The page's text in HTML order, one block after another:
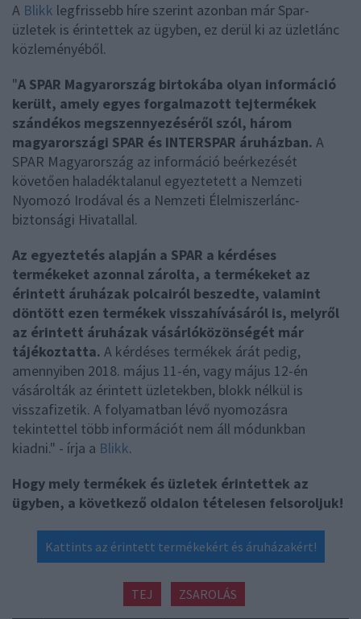
A Blikk legfrissebb híre szerint azonban már Spar-
üzletek is érintettek az ügyben, ez derül ki az üzletlánc
közleményéből.
"A SPAR Magyarország birtokába olyan információ
került, amely egyes forgalmazott tejtermékek
szándékos megszennyezéséről szól, három
magyarországi SPAR és INTERSPAR áruházban. A
SPAR Magyarország az információ beérkezését
követően haladéktalanul egyeztetett a Nemzeti
Nyomozó Irodával és a Nemzeti Élelmiszerlánc-
biztonsági Hivatallal.
Az egyeztetés alapján a SPAR a kérdéses
termékeket azonnal zárolta, a termékeket az
érintett áruházak polcairól beszedte, valamint
döntött ezen termékek visszahívásáról is, melyről
az érintett áruházak vásárlóközönségét már
tájékoztatta. A kérdéses termékek árát pedig,
amennyiben 2018. május 11-én, vagy május 12-én
vásárolták az érintett üzletekben, blokk nélkül is
visszafizetik. A folyamatban lévő nyomozásra
tekintettel több információt nem áll módunkban
kiadni." - írja a Blikk.
Hogy mely termékek és üzletek érintettek az
ügyben, a következő oldalon tételesen felsoroljuk!
Kattints az érintett termékekért és áruházakért!
TEJ ZSAROLÁS